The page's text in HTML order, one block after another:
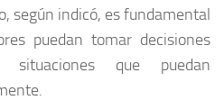
según indicó, es fundamental
puedan tomar decisiones
que puedan